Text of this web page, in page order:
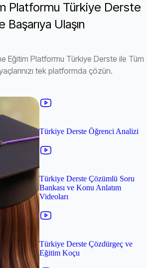
Platformu Türkiye Derste
Başarıya Ulaşın
Eğitim Platformu Türkiye Derste ile Tüm
tek platformda çözün.
Türkiye Derste Öğrenci Analizi
Türkiye Derste Çözümlü Soru
Bankası ve Konu Anlatım
Videoları
Türkiye Derste Çözdürgeç ve
Eğitim Koçu